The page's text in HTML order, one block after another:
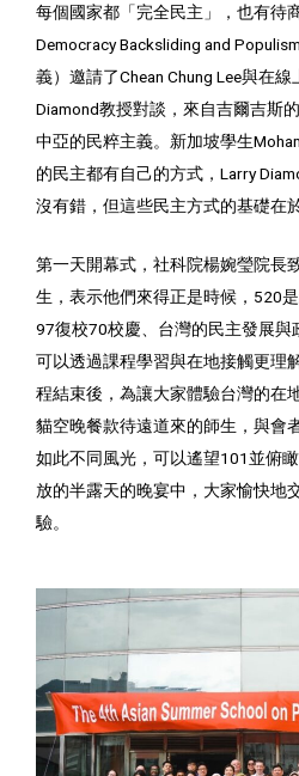
每個國家都「完全民主」，也有待
Democracy Backsliding and
義）邀請了Chean Chung Lee與在
Diamond教授對談，來自吉爾吉斯
中亞的民粹主義。新加坡學生
的民主都有自己的方式，Larry
沒有錯，但這些民主方式的基礎在
第一天開幕式，社科院楊婉瑩院長
生，表示他們來得正是時候，520
97復校70校慶、台灣的民主發展與
可以透過課程學習與在地接觸更理
程結束後，為讓大家體驗台灣的在
貓空晚餐款待遠道來的師生，與會
如此不同風光，可以遙望101並俯
放的半露天的晚宴中，大家愉快地
驗。